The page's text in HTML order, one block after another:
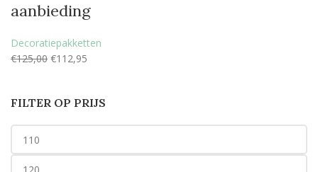
FILTER OP PRIJS
aanbieding
Decoratiepakketten
€125,00 €112,95